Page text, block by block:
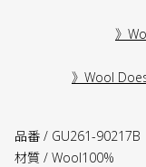
》
》Wool
品番 / GU261-90217B
材質 / Wool100%